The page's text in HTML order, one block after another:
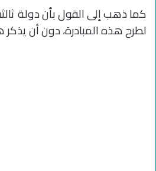
كما ذهب إلى القول بأن دولة
لطرح هذه المبادرة، دون أن